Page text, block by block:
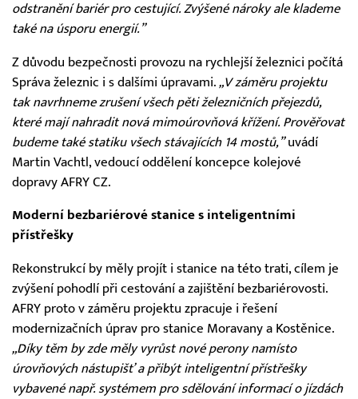
odstranění bariér pro cestující. Zvýšené nároky ale klademe
také na úsporu energií.”
Z důvodu bezpečnosti provozu na rychlejší železnici počítá
Správa železnic i s dalšími úpravami. „V záměru projektu
tak navrhneme zrušení všech pěti železničních přejezdů,
které mají nahradit nová mimoúrovňová křížení. Prověřovat
budeme také statiku všech stávajících 14 mostů,”uvádí
Martin Vachtl, vedoucí oddělení koncepce kolejové
dopravy AFRY CZ.
Moderní bezbariérové stanice s inteligentními
přístřešky
Rekonstrukcí by měly projít i stanice na této trati, cílem je
zvýšení pohodlí při cestování a zajištění bezbariérovosti.
AFRY proto v záměru projektu zpracuje i řešení
modernizačních úprav pro stanice Moravany a Kostěnice.
„Díky těm by zde měly vyrůst nové perony namísto
úrovňových nástupišť a přibýt inteligentní přístřešky
vybavené např. systémem pro sdělování informací o jízdách